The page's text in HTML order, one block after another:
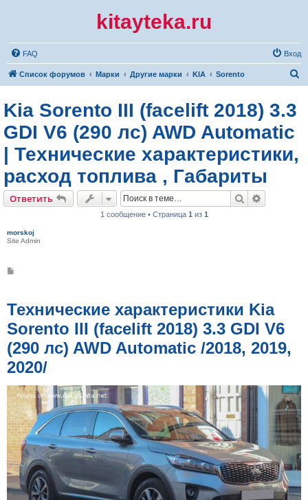
kitayteka.ru
FAQ Вход
Список форумов Марки Другие марки KIA Sorento
Kia Sorento III (facelift 2018) 3.3
GDI V6 (290 лс) AWD Automatic
| Технические характеристики,
расход топлива , Габариты
Ответить Поиск
1 сообщение • Страница 1 из 1
morskoj
Site Admin
щ
е
и
е
Технические характеристики Kia
Sorento III (facelift 2018) 3.3 GDI V6
(290 лс) AWD Automatic /2018, 2019,
2020/